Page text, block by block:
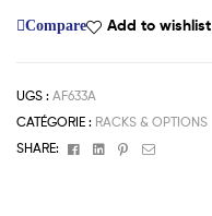
Compare Add to wishlist
UGS : AF633A
CATÉGORIE : RACKS & OPTIONS
SHARE:
FacebookLinkedinPinterest
Email